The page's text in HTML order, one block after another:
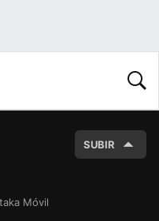
SUBIR
Móvil